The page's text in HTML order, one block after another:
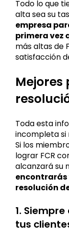
Todo lo que
alta sea su
empresa
primera vez
más altas de
satisfacción
Mejores
Toda esta
incompleta si
Si los
lograr FCR
alcanzará su
encontrarás
resolución
1.
tus